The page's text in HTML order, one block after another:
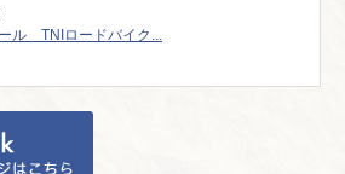
ル TNIロードバイク...